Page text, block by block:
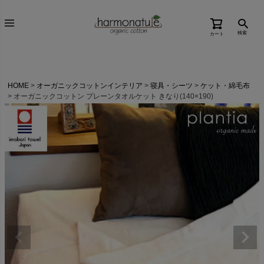
カート 検索
HOME オーガニックコットンインテリア 寝具・シーツ
ケット・綿毛布
オーガニックコットン プレーンタオルケット きなり(140×190)